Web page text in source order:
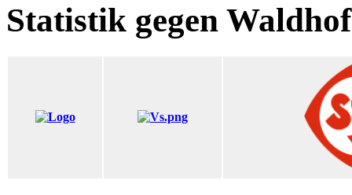
Statistik gegen Waldhof